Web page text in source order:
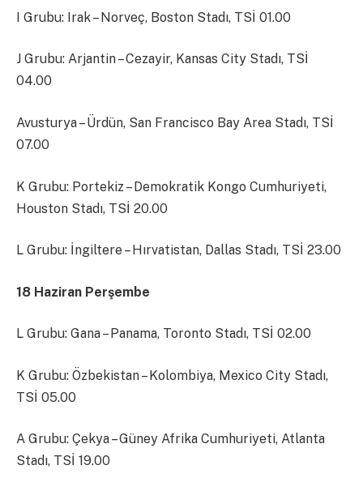
I Grubu: Irak – Norveç, Boston Stadı, TSİ 01.00
J Grubu: Arjantin – Cezayir, Kansas City Stadı, TSİ
04.00
Avusturya – Ürdün, San Francisco Bay Area Stadı, TSİ
07.00
K Grubu: Portekiz – Demokratik Kongo Cumhuriyeti,
Houston Stadı, TSİ 20.00
L Grubu: İngiltere – Hırvatistan, Dallas Stadı, TSİ 23.00
18 Haziran Perşembe
L Grubu: Gana – Panama, Toronto Stadı, TSİ 02.00
K Grubu: Özbekistan – Kolombiya, Mexico City Stadı,
TSİ 05.00
A Grubu: Çekya – Güney Afrika Cumhuriyeti, Atlanta
Stadı, TSİ 19.00